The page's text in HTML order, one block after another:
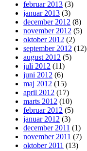
februar 2013 (3)
januar 2013 (3)
december 2012 (8)
november 2012 (5)
oktober 2012 (2)
september 2012 (12)
august 2012 (5)
juli 2012 (11)
juni 2012 (6)
maj 2012 (15)
april 2012 (17)
marts 2012 (10)
februar 2012 (5)
januar 2012 (3)
december 2011 (1)
november 2011 (7)
oktober 2011 (13)